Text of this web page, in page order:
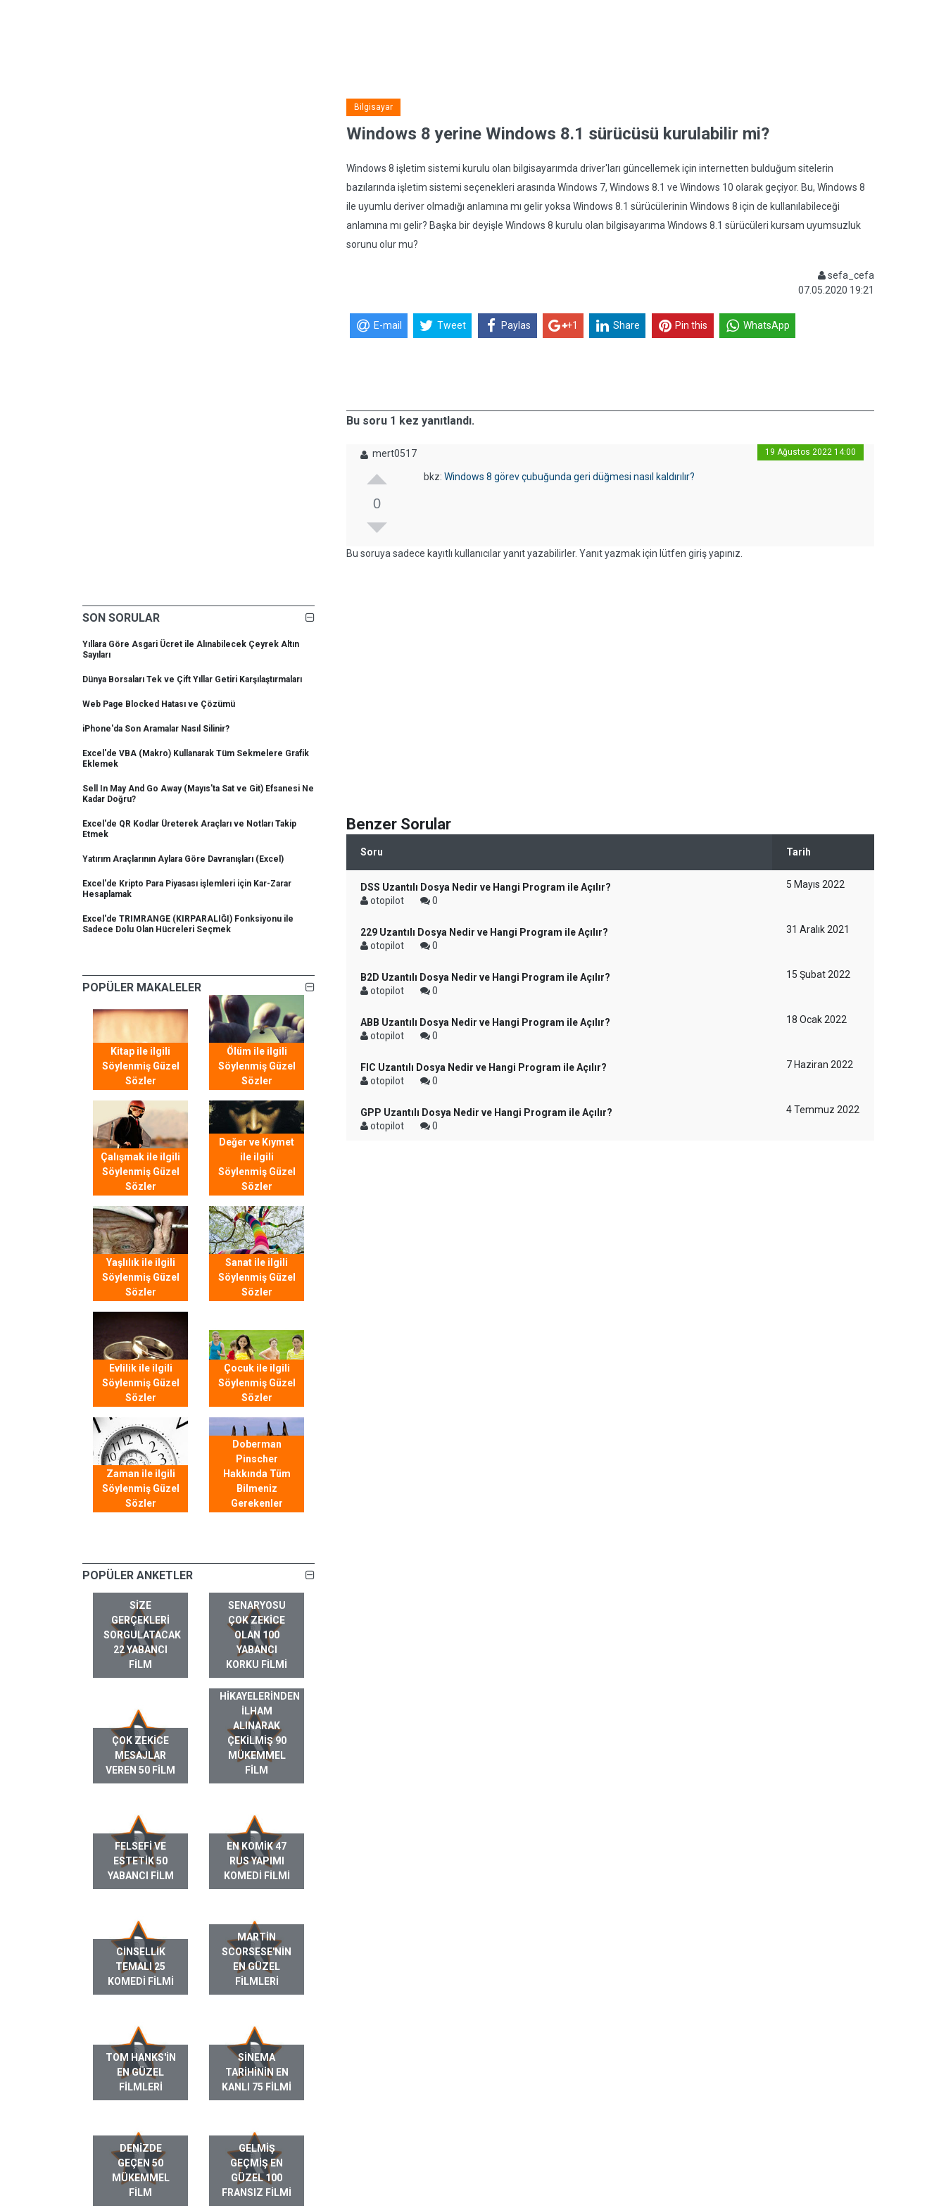
SON SORULAR
Yıllara Göre Asgari Ücret ile Alınabilecek Çeyrek Altın
Sayıları
Dünya Borsaları Tek ve Çift Yıllar Getiri Karşılaştırmaları
Web Page Blocked Hatası ve Çözümü
iPhone'da Son Aramalar Nasıl Silinir?
Excel'de VBA (Makro) Kullanarak Tüm Sekmelere Grafik
Eklemek
Sell In May And Go Away (Mayıs'ta Sat ve Git) Efsanesi Ne
Kadar Doğru?
Excel'de QR Kodlar Üreterek Araçları ve Notları Takip
Etmek
Yatırım Araçlarının Aylara Göre Davranışları (Excel)
Excel'de Kripto Para Piyasası işlemleri için Kar-Zarar
Hesaplamak
Excel'de TRIMRANGE (KIRPARALIĞI) Fonksiyonu ile
Sadece Dolu Olan Hücreleri Seçmek
POPÜLER MAKALELER
Kitap ile ilgili
Söylenmiş Güzel
Sözler
Ölüm ile ilgili
Söylenmiş Güzel
Sözler
Çalışmak ile ilgili
Söylenmiş Güzel
Sözler
Değer ve Kıymet
ile ilgili
Söylenmiş Güzel
Sözler
Yaşlılık ile ilgili
Söylenmiş Güzel
Sözler
Sanat ile ilgili
Söylenmiş Güzel
Sözler
Evlilik ile ilgili
Söylenmiş Güzel
Sözler
Çocuk ile ilgili
Söylenmiş Güzel
Sözler
Zaman ile ilgili
Söylenmiş Güzel
Sözler
Doberman
Pinscher
Hakkında Tüm
Bilmeniz
Gerekenler
POPÜLER ANKETLER
SIZE
GERÇEKLERI
SORGULATACAK
22 YABANCI
FILM
SENARYOSU
ÇOK ZEKICE
OLAN 100
YABANCI
KORKU FILMI
ÇOK ZEKICE
MESAJLAR
VEREN 50 FILM
GERÇEK HAYAT
HIKAYELERINDEN
ILHAM
ALINARAK
ÇEKILMIŞ 90
MÜKEMMEL
FILM
FELSEFI VE
ESTETIK 50
YABANCI FILM
EN KOMIK 47
RUS YAPIMI
KOMEDI FILMI
CINSELLIK
TEMALI 25
KOMEDI FILMI
MARTIN
SCORSESE'NIN
EN GÜZEL
FILMLERI
TOM HANKS'IN
EN GÜZEL
FILMLERI
SINEMA
TARIHININ EN
KANLI 75 FILMI
DENIZDE
GEÇEN 50
MÜKEMMEL
FILM
GELMIŞ
GEÇMIŞ EN
GÜZEL 100
FRANSIZ FILMI
Bilgisayar
Windows 8 yerine Windows 8.1 sürücüsü kurulabilir mi?
Windows 8 işletim sistemi kurulu olan bilgisayarımda driver'ları güncellemek için internetten bulduğum sitelerin
bazılarında işletim sistemi seçenekleri arasında Windows 7, Windows 8.1 ve Windows 10 olarak geçiyor. Bu, Windows 8
ile uyumlu deriver olmadığı anlamına mı gelir yoksa Windows 8.1 sürücülerinin Windows 8 için de kullanılabileceği
anlamına mı gelir? Başka bir deyişle Windows 8 kurulu olan bilgisayarıma Windows 8.1 sürücüleri kursam uyumsuzluk
sorunu olur mu?
sefa_cefa
07.05.2020 19:21
E-mail Tweet Paylas +1 Share Pin this WhatsApp
Bu soru 1 kez yanıtlandı.
mert0517 19 Ağustos 2022 14:00
0
bkz:Windows 8 görev çubuğunda geri düğmesi nasıl kaldırılır?
Bu soruya sadece kayıtlı kullanıcılar yanıt yazabilirler. Yanıt yazmak için lütfen giriş yapınız.
Benzer Sorular
Soru Tarih
DSS Uzantılı Dosya Nedir ve Hangi Program ile Açılır?
otopilot
0
5 Mayıs 2022
229 Uzantılı Dosya Nedir ve Hangi Program ile Açılır?
otopilot
0
31 Aralık 2021
B2D Uzantılı Dosya Nedir ve Hangi Program ile Açılır?
otopilot
0
15 Şubat 2022
ABB Uzantılı Dosya Nedir ve Hangi Program ile Açılır?
otopilot
0
18 Ocak 2022
FIC Uzantılı Dosya Nedir ve Hangi Program ile Açılır?
otopilot
0
7 Haziran 2022
GPP Uzantılı Dosya Nedir ve Hangi Program ile Açılır?
otopilot
0
4 Temmuz 2022